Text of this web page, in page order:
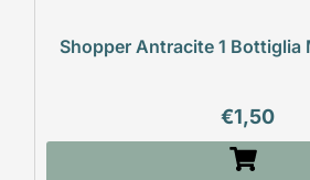
Shopper Antracite 1 Bottiglia
€1,50